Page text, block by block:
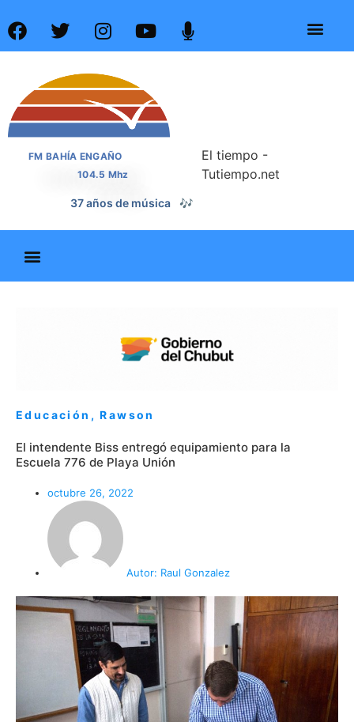
FM BAHÍA ENGAÑO
104.5 Mhz
37 años de noticias 📰
El tiempo -
Tutiempo.net
Educación ,Rawson
El intendente Biss entregó equipamiento para la
Escuela 776 de Playa Unión
octubre 26, 2022
Autor: Raul Gonzalez